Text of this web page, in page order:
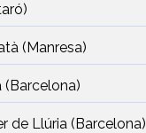
(Manresa)
(Barcelona)
de Llúria (Barcelona)